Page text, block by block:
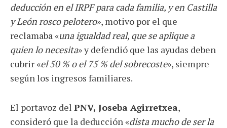
deducción en el IRPF para cada familia, y en Castilla
y León rosco pelotero», motivo por el que
reclamaba «una igualdad real, que se aplique a
quien lo necesita» y defendió que las ayudas deben
cubrir «el 50 % o el 75 % del sobrecoste», siempre
según los ingresos familiares.
El portavoz del PNV, Joseba Agirretxea,
consideró que la deducción «dista mucho de ser la